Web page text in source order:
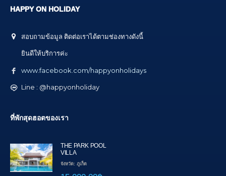
HAPPY ON HOLIDAY
สอบถามข้อมูล ติดต่อเราได้ตามช่องทางดังนี้
ยินดีให้บริการค่ะ
www.facebook.com/happyonholidays
Line : @happyonholiday
ที่พักสุดฮอตของเรา
THE PARK POOL
VILLA
จังหวัด: ภูเก็ต